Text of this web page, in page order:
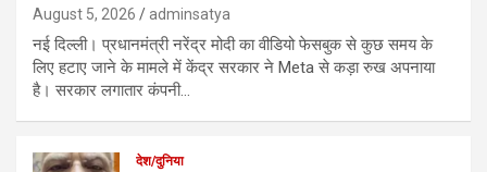
August 5, 2026 adminsatya
नई दिल्ली। प्रधानमंत्री नरेंद्र मोदी का वीडियो फेसबुक से कुछ समय के
लिए हटाए जाने के मामले में केंद्र सरकार ने Meta से कड़ा रुख अपनाया
है। सरकार लगातार कंपनी…
देश/दुनिया